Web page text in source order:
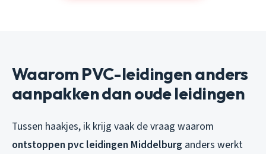
Waarom PVC-leidingen anders
aanpakken dan oude leidingen
Tussen haakjes, ik krijg vaak de vraag waarom
ontstoppen pvc leidingen Middelburg anders werkt